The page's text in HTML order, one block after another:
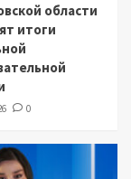
области
итоги
0